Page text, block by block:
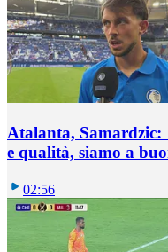
Atalanta,
e qualità, siamo a
02:56